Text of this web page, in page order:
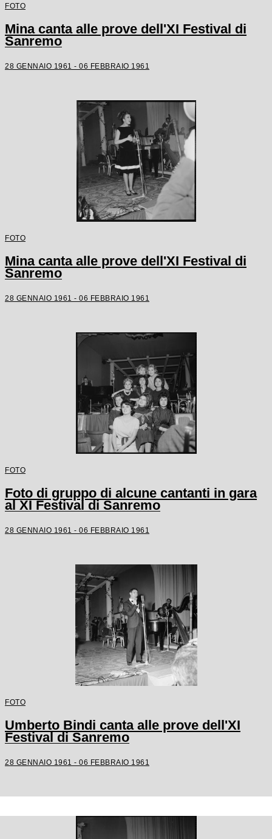
FOTO
Mina canta alle prove dell'XI Festival di
Sanremo
28 GENNAIO 1961 - 06 FEBBRAIO 1961
FOTO
Mina canta alle prove dell'XI Festival di
Sanremo
28 GENNAIO 1961 - 06 FEBBRAIO 1961
FOTO
Foto di gruppo di alcune cantanti in gara
al XI Festival di Sanremo
28 GENNAIO 1961 - 06 FEBBRAIO 1961
FOTO
Umberto Bindi canta alle prove dell'XI
Festival di Sanremo
28 GENNAIO 1961 - 06 FEBBRAIO 1961